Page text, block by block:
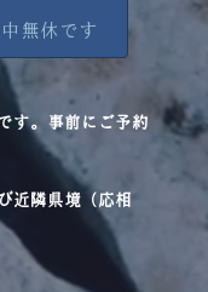
無休です
す。事前にご予約
近隣県境（応相